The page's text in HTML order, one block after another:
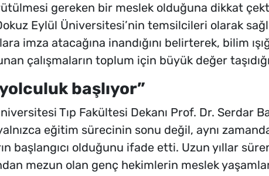
gereken bir meslek olduğuna dikkat
Eylül Üniversitesi’nin temsilcileri olarak
imza atacağına inandığını belirterek, bilim
çalışmaların toplum için büyük değer
başlıyor”
Tıp Fakültesi Dekanı Prof. Dr. Serdar
eğitim sürecinin sonu değil, aynı
başlangıcı olduğunu ifade etti. Uzun yıllar
mezun olan genç hekimlerin meslek